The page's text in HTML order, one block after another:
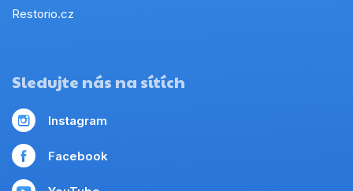
Restorio.cz
Sledujte nás na sítích
Instagram
Facebook